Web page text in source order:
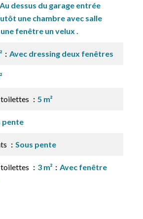
Au dessus du garage entrée
une chambre avec salle
fenêtre un velux .
Avec dressing deux fenêtres
toilettes 5 m²
pente
Sous pente
toilettes 3 m²
Avec fenêtre